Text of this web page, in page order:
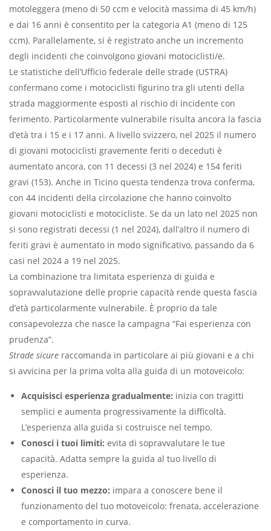
motoleggera (meno di 50 ccm e velocità massima di 45 km/h)
e dai 16 anni è consentito per la categoria A1 (meno di 125
ccm). Parallelamente, si è registrato anche un incremento
degli incidenti che coinvolgono giovani motociclisti/e.
Le statistiche dell’Ufficio federale delle strade (USTRA)
confermano come i motociclisti figurino tra gli utenti della
strada maggiormente esposti al rischio di incidente con
ferimento. Particolarmente vulnerabile risulta ancora la fascia
d’età tra i 15 e i 17 anni. A livello svizzero, nel 2025 il numero
di giovani motociclisti gravemente feriti o deceduti è
aumentato ancora, con 11 decessi (3 nel 2024) e 154 feriti
gravi (153). Anche in Ticino questa tendenza trova conferma,
con 44 incidenti della circolazione che hanno coinvolto
giovani motociclisti e motocicliste. Se da un lato nel 2025 non
si sono registrati decessi (1 nel 2024), dall’altro il numero di
feriti gravi è aumentato in modo significativo, passando da 6
casi nel 2024 a 19 nel 2025.
La combinazione tra limitata esperienza di guida e
sopravvalutazione delle proprie capacità rende questa fascia
d’età particolarmente vulnerabile. È proprio da tale
consapevolezza che nasce la campagna “Fai esperienza con
prudenza”.
Strade sicure raccomanda in particolare ai più giovani e a chi
si avvicina per la prima volta alla guida di un motoveicolo:
Acquisisci esperienza gradualmente: inizia con tragitti
semplici e aumenta progressivamente la difficoltà.
L’esperienza alla guida si costruisce nel tempo.
Conosci i tuoi limiti: evita di sopravvalutare le tue
capacità. Adatta sempre la guida al tuo livello di
esperienza.
Conosci il tuo mezzo: impara a conoscere bene il
funzionamento del tuo motoveicolo: frenata, accelerazione
e comportamento in curva.